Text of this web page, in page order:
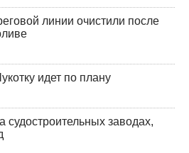
линии очистили после
идет по плану
заводах,